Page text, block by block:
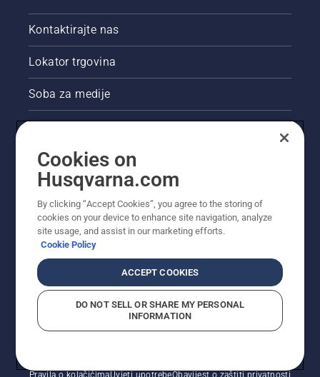
Kontaktirajte nas
Lokator trgovina
Soba za medije
Akcije
Pravne informacije o proizvodu
Ostale stranice tvrtke Husqvarna
Pravila o kolačićimaUvjeti upotrebeObavijest o zaštiti privatnosti
Cookies on
Husqvarna.com
By clicking “Accept Cookies”, you agree to the storing of
cookies on your device to enhance site navigation, analyze
site usage, and assist in our marketing efforts.
Cookie Policy
ACCEPT COOKIES
DO NOT SELL OR SHARE MY PERSONAL
INFORMATION